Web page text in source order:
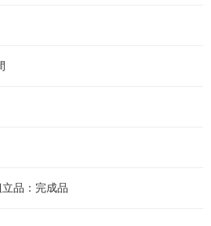
品：完成品